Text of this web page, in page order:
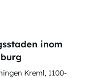
inom
Kreml, 1100-